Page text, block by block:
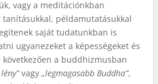
vagy a meditációnkban
tanításukkal, példamutatásukkal
saját tudatunkban is
ugyanezeket a képességeket és
a buddhizmusban
vagy „legmagasabb Buddha”,